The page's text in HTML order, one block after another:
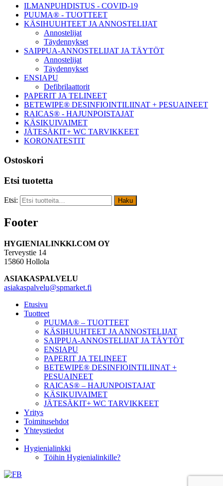
ILMANPUHDISTUS - COVID-19
PUUMA® - TUOTTEET
KÄSIHUUHTEET JA ANNOSTELIJAT
Annostelijat
Täydennykset
SAIPPUA-ANNOSTELIJAT JA TÄYTÖT
Annostelijat
Täydennykset
ENSIAPU
Defibrilaattorit
PAPERIT JA TELINEET
BETEWIPE® DESINFIOINTILIINAT + PESUAINEET
RAICAS® - HAJUNPOISTAJAT
KÄSIKUIVAIMET
JÄTESÄKIT+ WC TARVIKKEET
KORONATESTIT
Ostoskori
Etsi tuotetta
Etsi: Haku
Footer
HYGIENIALINKKI.COM OY
Terveystie 14
15860 Hollola
ASIAKASPALVELU
asiakaspalvelu@spmarket.fi
Etusivu
Tuotteet
PUUMA® – TUOTTEET
KÄSIHUUHTEET JA ANNOSTELIJAT
SAIPPUA-ANNOSTELIJAT JA TÄYTÖT
ENSIAPU
PAPERIT JA TELINEET
BETEWIPE® DESINFIOINTILIINAT +
PESUAINEET
RAICAS® – HAJUNPOISTAJAT
KÄSIKUIVAIMET
JÄTESÄKIT+ WC TARVIKKEET
Yritys
Toimitusehdot
Yhteystiedot
Hygienialinkki
Töihin Hygienialinkille?